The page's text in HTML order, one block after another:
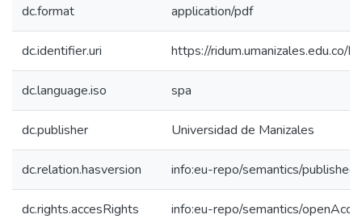
dc.format application/pdf
dc.identifier.uri https://
dc.language.iso spa
dc.publisher Universidad de Manizales
dc.relation.hasversion info:eu-repo/semantics/
dc.rights.accesRights info:eu-repo/semantics/